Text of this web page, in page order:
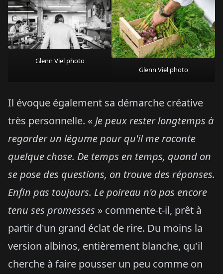
Glenn Viel photo
Glenn Viel photo
Il évoque également sa démarche créative
très personnelle. « Je peux rester longtemps à
regarder un légume pour qu'il me raconte
quelque chose. De temps en temps, quand on
se pose des questions, on trouve des réponses.
Enfin pas toujours. Le poireau n'a pas encore
tenu ses promesses » commente-t-il, prêt à
partir d'un grand éclat de rire. Du moins la
version albinos, entièrement blanche, qu'il
cherche à faire pousser un peu comme on